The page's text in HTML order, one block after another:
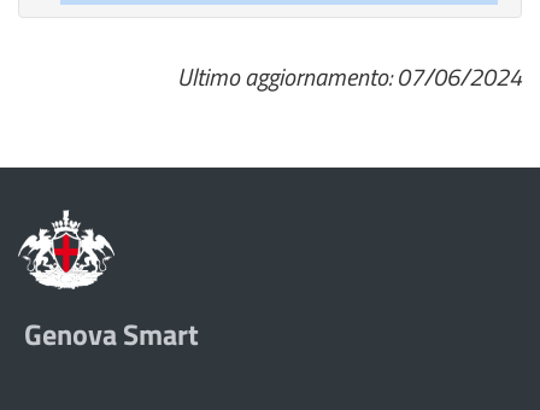
Ultimo aggiornamento: 07/06/2024
Genova Smart